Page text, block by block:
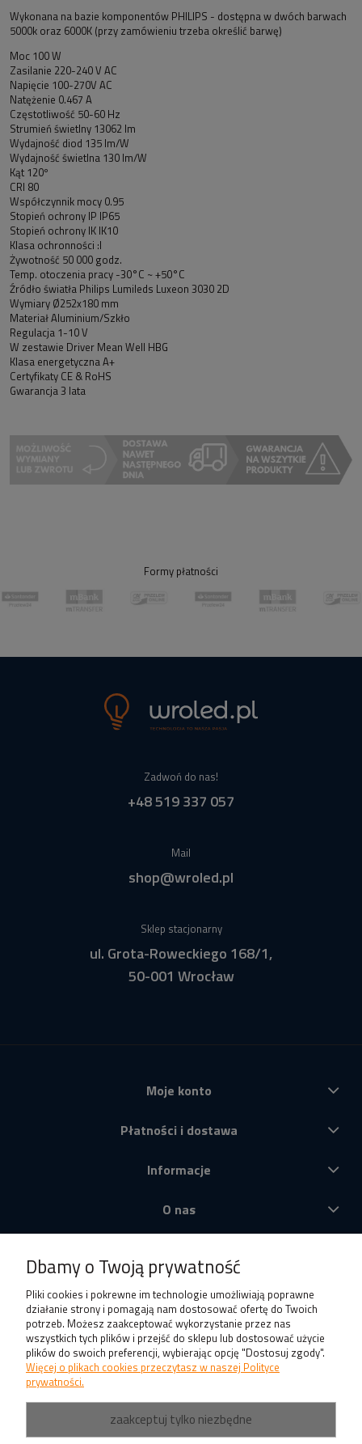
Wykonana na bazie komponentów PHILIPS - dostępna w dwóch barwach
5000k oraz 6000K (przy zamówieniu trzeba określić barwę)
Moc 100 W
Zasilanie 220-240 V AC
Napięcie 100-270V AC
Natężenie 0.467 A
Częstotliwość 50-60 Hz
Strumień świetlny 13062 lm
Wydajność diod 135 lm/W
Wydajność świetlna 130 lm/W
Kąt 120º
CRI 80
Współczynnik mocy 0.95
Stopień ochrony IP IP65
Stopień ochrony IK IK10
Klasa ochronności :I
Żywotność 50 000 godz.
Temp. otoczenia pracy -30°C ~ +50°C
Źródło światła Philips Lumileds Luxeon 3030 2D
Wymiary Ø252x180 mm
Materiał Aluminium/Szkło
Regulacja 1-10 V
W zestawie Driver Mean Well HBG
Klasa energetyczna A+
Certyfikaty CE & RoHS
Gwarancja 3 lata
Formy płatności
Zadwoń do nas!
+48 519 337 057
Mail
shop@wroled.pl
Sklep stacjonarny
ul. Grota-Roweckiego 168/1,
50-001 Wrocław
Moje konto
Płatności i dostawa
Informacje
O nas
Dbamy o Twoją prywatność
Pliki cookies i pokrewne im technologie umożliwiają poprawne
działanie strony i pomagają nam dostosować ofertę do Twoich
potrzeb. Możesz zaakceptować wykorzystanie przez nas
wszystkich tych plików i przejść do sklepu lub dostosować użycie
plików do swoich preferencji, wybierając opcję "Dostosuj zgody".
Więcej o plikach cookies przeczytasz w naszej Polityce
prywatności.
zaakceptuj tylko niezbędne